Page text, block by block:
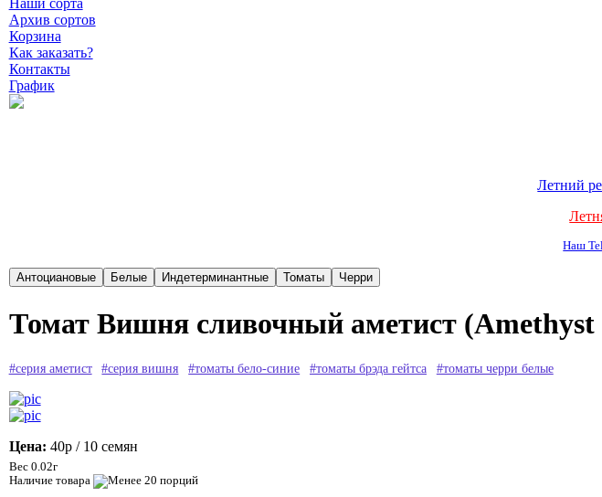
Наши сорта
Архив сортов
Корзина
Как заказать?
Контакты
График
Летний
Наш
Томат Вишня сливочный аметист
#серия аметист #серия вишня #томаты бело-синие #томаты брэда гейтса #томаты черри белые
Цена: 40р / 10 семян
Вес 0.02г
Наличие товара